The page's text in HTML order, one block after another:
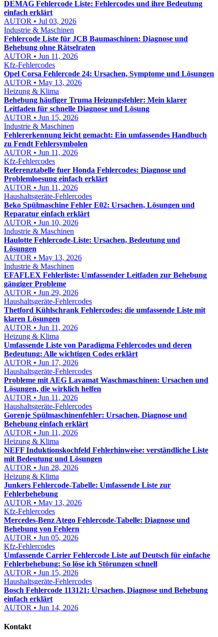
DEMAG Fehlercode Liste: Fehlercodes und ihre Bedeutung
einfach erklärt
AUTOR • Jul 03, 2026
Industrie & Maschinen
Fehlercode Liste für JCB Baumaschinen: Diagnose und
Behebung ohne Rätselraten
AUTOR • Jun 11, 2026
Kfz-Fehlercodes
Opel Corsa Fehlercode 24: Ursachen, Symptome und Lösungen
AUTOR • May 13, 2026
Heizung & Klima
Behebung häufiger Truma Heizungsfehler: Mein klarer
Leitfaden für schnelle Diagnose und Lösung
AUTOR • Jun 15, 2026
Industrie & Maschinen
Fehlererkennung leicht gemacht: Ein umfassendes Handbuch
zu Fendt Fehlersymbolen
AUTOR • Jun 11, 2026
Kfz-Fehlercodes
Referenztabelle fuer Honda Fehlercodes: Diagnose und
Problemloesung einfach erklärt
AUTOR • Jun 11, 2026
Haushaltsgeräte-Fehlercodes
Beko Spülmaschine Fehler E02: Ursachen, Lösungen und
Reparatur einfach erklärt
AUTOR • Jun 10, 2026
Industrie & Maschinen
Haulotte Fehlercode-Liste: Ursachen, Bedeutung und
Lösungen
AUTOR • May 13, 2026
Industrie & Maschinen
EFAFLEX Fehlerliste: Umfassender Leitfaden zur Behebung
gängiger Probleme
AUTOR • Jun 29, 2026
Haushaltsgeräte-Fehlercodes
Thetford Kühlschrank Fehlercodes: die umfassende Liste mit
klaren Lösungen
AUTOR • Jun 11, 2026
Heizung & Klima
Umfassende Liste von Paradigma Fehlercodes und deren
Bedeutung: Alle wichtigen Codes erklärt
AUTOR • Jun 17, 2026
Haushaltsgeräte-Fehlercodes
Probleme mit AEG Lavamat Waschmaschinen: Ursachen und
Lösungen, die wirklich helfen
AUTOR • Jun 11, 2026
Haushaltsgeräte-Fehlercodes
Gorenje Spülmaschinenfehler: Ursachen, Diagnose und
Behebung einfach erklärt
AUTOR • Jun 11, 2026
Heizung & Klima
NEFF Induktionskochfeld Fehlerhinweise: verständliche Liste
mit Bedeutung und Lösungen
AUTOR • Jun 28, 2026
Heizung & Klima
Junkers Fehlercode-Tabelle: Umfassende Liste zur
Fehlerbehebung
AUTOR • May 13, 2026
Kfz-Fehlercodes
Mercedes-Benz Atego Fehlercode-Tabelle: Diagnose und
Behebung von Fehlern
AUTOR • Jun 05, 2026
Kfz-Fehlercodes
Umfassende Carrier Fehlercode Liste auf Deutsch für einfache
Fehlerbehebung: So löse ich Störungen schnell
AUTOR • Jun 15, 2026
Haushaltsgeräte-Fehlercodes
Bosch Fehlercode 113121: Ursachen, Diagnose und Behebung
einfach erklärt
AUTOR • Jun 14, 2026
Kontakt